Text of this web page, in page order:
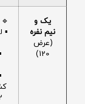
یک و
نیم نفره
(عرض
120)
🔹 4 تکه
▪️